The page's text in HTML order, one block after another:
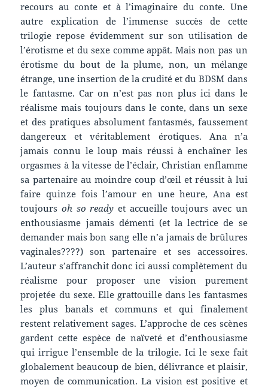
recours au conte et à l’imaginaire du conte. Une
autre explication de l’immense succès de cette
trilogie repose évidemment sur son utilisation de
l’érotisme et du sexe comme appât. Mais non pas un
érotisme du bout de la plume, non, un mélange
étrange, une insertion de la crudité et du BDSM dans
le fantasme. Car on n’est pas non plus ici dans le
réalisme mais toujours dans le conte, dans un sexe
et des pratiques absolument fantasmés, faussement
dangereux et véritablement érotiques. Ana n’a
jamais connu le loup mais réussi à enchaîner les
orgasmes à la vitesse de l’éclair, Christian enflamme
sa partenaire au moindre coup d’œil et réussit à lui
faire quinze fois l’amour en une heure, Ana est
toujoursoh so ready et accueille toujours avec un
enthousiasme jamais démenti (et la lectrice de se
demander mais bon sang elle n’a jamais de brûlures
vaginales????) son partenaire et ses accessoires.
L’auteur s’affranchit donc ici aussi complètement du
réalisme pour proposer une vision purement
projetée du sexe. Elle grattouille dans les fantasmes
les plus banals et communs et qui finalement
restent relativement sages. L’approche de ces scènes
gardent cette espèce de naïveté et d’enthousiasme
qui irrigue l’ensemble de la trilogie. Ici le sexe fait
globalement beaucoup de bien, délivrance et plaisir,
moyen de communication. La vision est positive et